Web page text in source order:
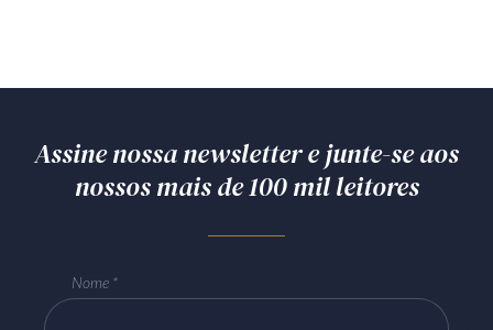
Assine nossa newsletter e junte-se aos
nossos mais de 100 mil leitores
Nome